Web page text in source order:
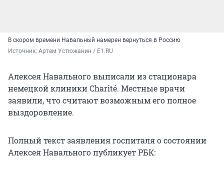
В скором времени Навальный намерен вернуться в Россию
Источник: Артем Устюжанин / E1.RU
Алексея Навального выписали из стационара
немецкой клиники Charité. Местные врачи
заявили, что считают возможным его полное
выздоровление.
Полный текст заявления госпиталя о состоянии
Алексея Навального публикует РБК: